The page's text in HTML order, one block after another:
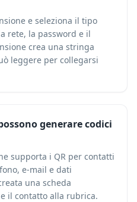
e seleziona il tipo
rete, la password e il
crea una stringa
leggere per collegarsi
generare codici
supporta i QR per contatti
e-mail e dati
una scheda
il contatto alla rubrica.